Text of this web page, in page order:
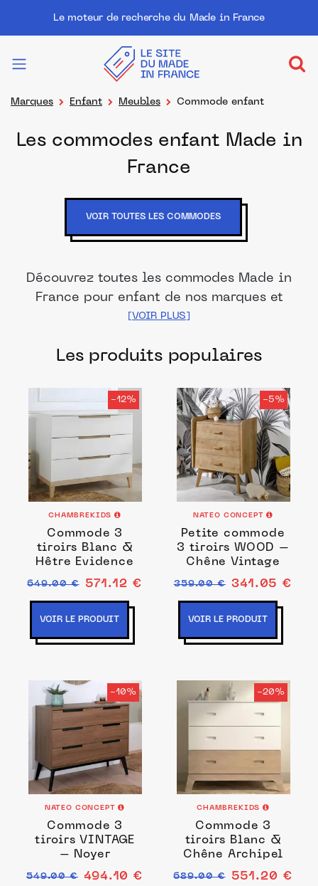
Le moteur de recherche du Made in France
Marques Enfant Meubles Commode enfant
Les commodes enfant Made in
France
VOIR TOUTES LES COMMODES
Découvrez toutes les commodes Made in
France pour enfant de nos marques et
distributeurs partenaires. Des produits
manufactures français pour chacune de
Les produits populaires
-12%
CHAMBREKIDS
Commode 3
tiroirs Blanc &
Hêtre Evidence
649.00 € 571.12 €
VOIR LE PRODUIT
-5%
NATEO CONCEPT
Petite commode
3 tiroirs WOOD –
Chêne Vintage
359.00 € 341.05 €
VOIR LE PRODUIT
-10%
NATEO CONCEPT
Commode 3
tiroirs VINTAGE
– Noyer
549.00 € 494.10 €
-20%
CHAMBREKIDS
Commode 3
tiroirs Blanc &
Chêne Archipel
689.00 € 551.20 €